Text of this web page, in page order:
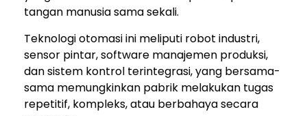
tangan manusia sama sekali.
Teknologi otomasi ini meliputi robot industri,
sensor pintar, software manajemen produksi,
dan sistem kontrol terintegrasi, yang bersama-
sama memungkinkan pabrik melakukan tugas
repetitif, kompleks, atau berbahaya secara